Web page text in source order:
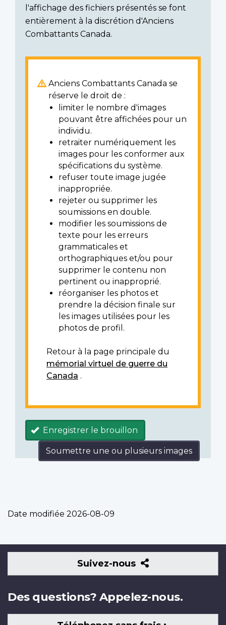
l'affichage des fichiers présentés se font
entièrement à la discrétion d'Anciens
Combattants Canada.
Anciens Combattants Canada se
réserve le droit de :
limiter le nombre d'images
pouvant être affichées pour un
individu.
retraiter numériquement les
images pour les conformer aux
spécifications du système.
refuser toute image jugée
inappropriée.
rejeter ou supprimer les
soumissions en double.
modifier les soumissions de
texte pour les erreurs
grammaticales et
orthographiques et/ou pour
supprimer le contenu non
pertinent ou inapproprié.
réorganiser les photos et
prendre la décision finale sur
les images utilisées pour les
photos de profil.
Retour à la page principale du
mémorial virtuel de guerre du
Canada .
Enregistrer le brouillon
Soumettre une ou plusieurs images
Date modifiée 2026-08-09
Suivez-nous
Suivez-
nous
Des questions? Appelez-nous.